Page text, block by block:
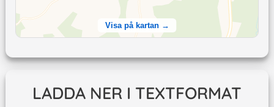
Visa på kartan →
LADDA NER I TEXTFORMAT